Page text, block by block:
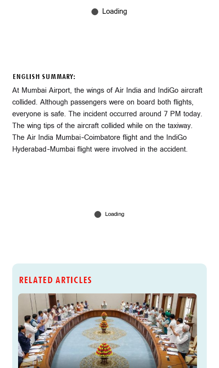
ENGLISH SUMMARY:
At Mumbai Airport, the wings of Air India and IndiGo aircraft
collided. Although passengers were on board both flights,
everyone is safe. The incident occurred around 7 PM today.
The wing tips of the aircraft collided while on the taxiway.
The Air India Mumbai–Coimbatore flight and the IndiGo
Hyderabad–Mumbai flight were involved in the accident.
RELATED ARTICLES